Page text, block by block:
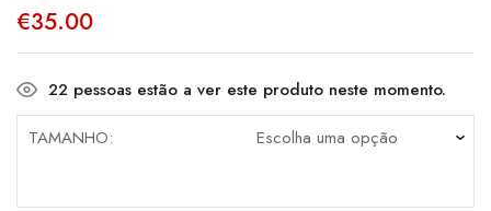
€35.00
22 pessoas estão a ver este produto neste momento.
TAMANHO